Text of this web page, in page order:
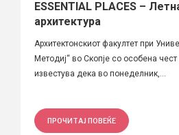
ESSENTIAL PLACES –
архитектура
Архитектонскиот факултет при
Методиј“ во Скопје со особена
известува дека во понеделник,...
ПРОЧИТАЈ ПОВЕЌЕ